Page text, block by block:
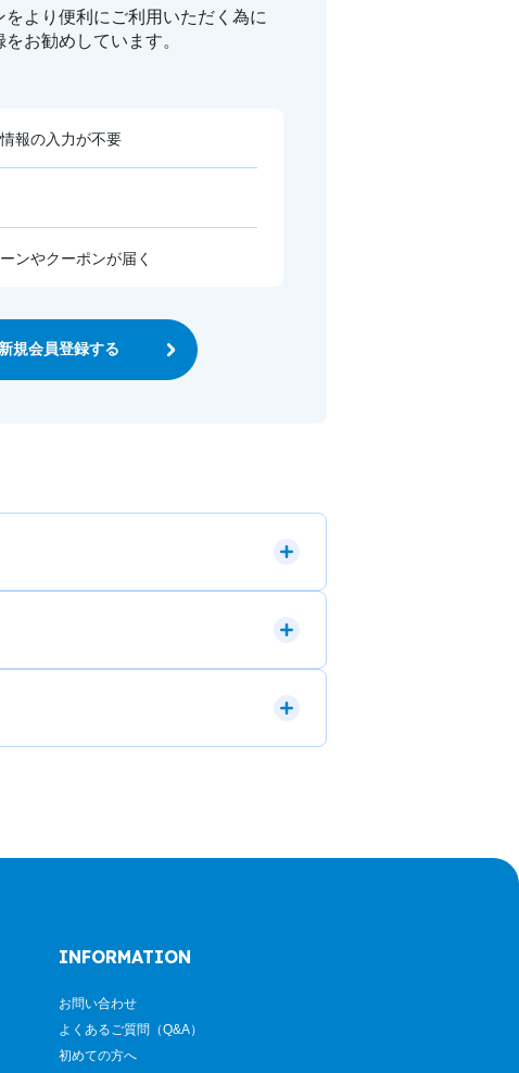
をより便利に ご利用いただく為に
お勧めしています。
報の入力が不要
ンやクーポンが届く
規会員登録する
INFORMATION
お問い合わせ
よくあるご質問（Q&A）
初めての方へ